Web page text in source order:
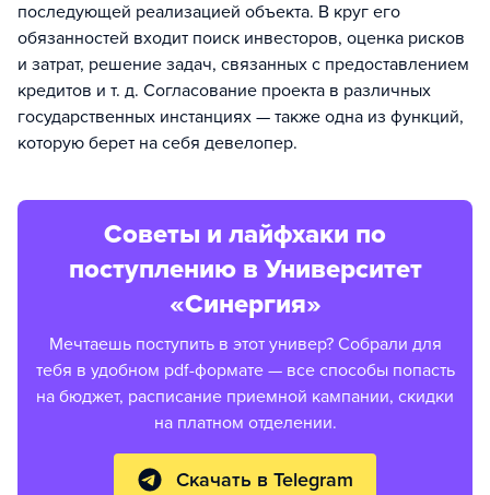
последующей реализацией объекта. В круг его
обязанностей входит поиск инвесторов, оценка рисков
и затрат, решение задач, связанных с предоставлением
кредитов и т. д. Согласование проекта в различных
государственных инстанциях — также одна из функций,
которую берет на себя девелопер.
Советы и лайфхаки по
поступлению в Университет
«Синергия»
Мечтаешь поступить в этот универ? Собрали для
тебя в удобном pdf-формате — все способы попасть
на бюджет, расписание приемной кампании, скидки
на платном отделении.
Скачать в Telegram